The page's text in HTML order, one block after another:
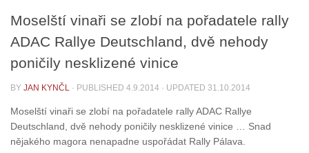
Moselští vinaři se zlobí na pořadatele rally
ADAC Rallye Deutschland, dvě nehody
poničily nesklizené vinice
BY JAN KYNČL · PUBLISHED 4.9.2014 · UPDATED 31.10.2014
Moselští vinaři se zlobí na pořadatele rally ADAC Rallye
Deutschland, dvě nehody poničily nesklizené vinice … Snad
nějakého magora nenapadne uspořádat Rally Pálava.